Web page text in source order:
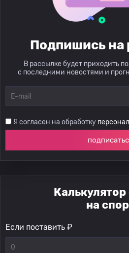
Подпишись на
В рассылке будет приходить
с последними новостями и
Я согласен на обработку
Калькулятор
на
Если поставить ₽